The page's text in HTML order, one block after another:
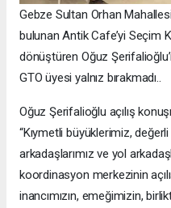
Gebze Sultan Orhan
bulunan Antik Cafe’yi Seçim
dönüştüren Oğuz
GTO üyesi yalnız bırakmadı..
Oğuz Şerifalioğlu açılış
“Kıymetli büyüklerimiz,
arkadaşlarımız ve yol
koordinasyon merkezinin
inancımızın, emeğimizin,